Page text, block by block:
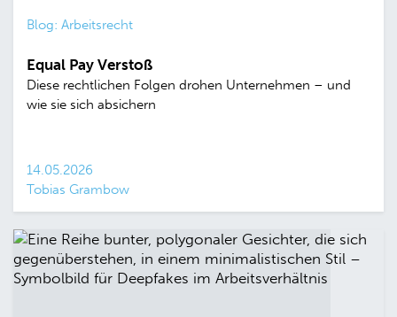
Blog: Arbeitsrecht
Equal Pay Verstoß
Diese rechtlichen Folgen drohen Unternehmen – und
wie sie sich absichern
14.05.2026
Tobias Grambow